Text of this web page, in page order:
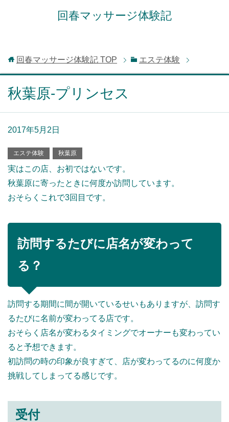
回春マッサージ体験記
回春マッサージ体験記 TOP エステ体験
秋葉原-プリンセス
2017年5月2日
エステ体験 秋葉原
実はこの店、お初ではないです。
秋葉原に寄ったときに何度か訪問しています。
おそらくこれで3回目です。
訪問するたびに店名が変わって
る？
訪問する期間に間が開いているせいもありますが、訪問す
るたびに名前が変わってる店です。
おそらく店名が変わるタイミングでオーナーも変わってい
ると予想できます。
初訪問の時の印象が良すぎて、店が変わってるのに何度か
挑戦してしまってる感じです。
受付